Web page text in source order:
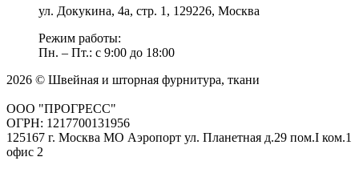
ул. Докукина, 4а, стр. 1, 129226, Москва
Режим работы:
Пн. – Пт.: с 9:00 до 18:00
2026 © Швейная и шторная фурнитура, ткани
ООО "ПРОГРЕСС"
ОГРН: 1217700131956
125167 г. Москва МО Аэропорт ул. Планетная д.29 пом.I ком.1
офис 2